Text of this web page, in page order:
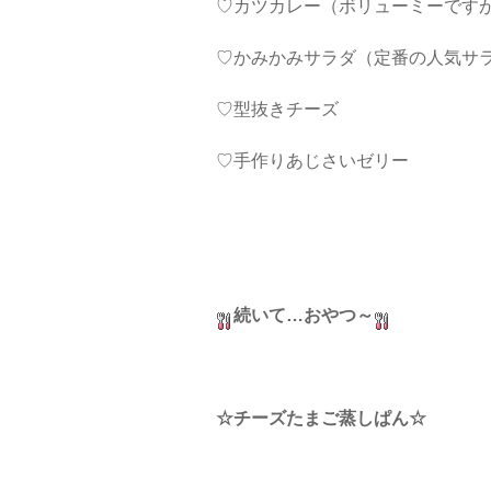
♡カツカレー（ボリューミーです
♡かみかみサラダ（定番の人気サ
♡型抜きチーズ
♡手作りあじさいゼリー
続いて…おやつ～
☆チーズたまご蒸しぱん☆